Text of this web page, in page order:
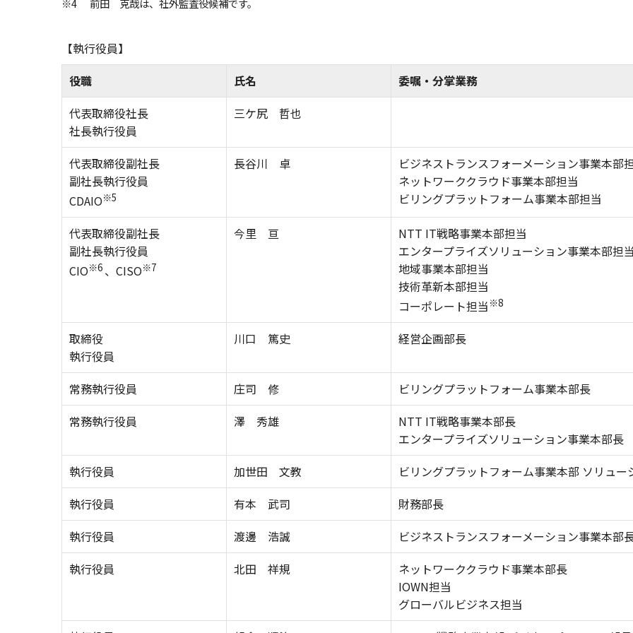
※4 前田 克哉は、社外監査役候補です。
【執行役員】
役職
氏名
委嘱・分掌業務
代表取締役社長
社長執行役員
三ケ尻 哲也
代表取締役副社長
副社長執行役員
CDAIO※5
長谷川 卓
ビジネストランスフォーメーション事業本部
ネットワーククラウド事業本部担当
ビリングプラットフォーム事業本部担当
代表取締役副社長
副社長執行役員
CIO※6 、CISO※7
今里 亘
NTT IT戦略事業本部担当
エンタープライズソリューション事業本部担
地域事業本部担当
技術革新本部担当
コーポレート担当 ※8
取締役
執行役員
川口 篤史 経営企画部長
常務執行役員 庄司 修
ビリングプラットフォーム事業本部長
常務執行役員
澤 秀雄
NTT IT戦略事業本部長
エンタープライズソリューション事業本部長
執行役員
加世田 文教
ビリングプラットフォーム事業本部 ソリュー
執行役員
有本 武司
財務部長
執行役員
渡邊 浩誠
ビジネストランスフォーメーション事業本部
執行役員
北田 祥規
ネットワーククラウド事業本部長
IOWN担当
グローバルビジネス担当